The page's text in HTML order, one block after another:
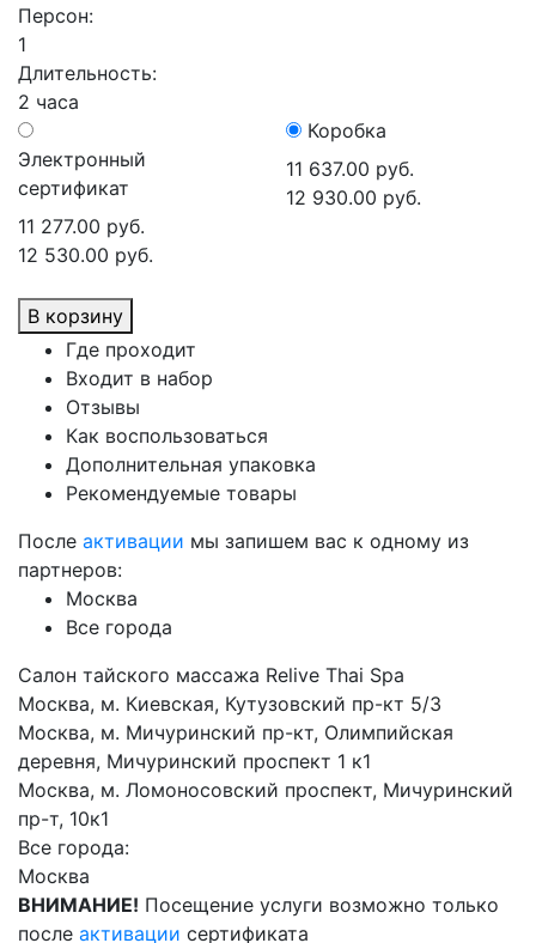
Персон:
1
Длительность:
2 часа
Электронный
сертификат
11 277.00 руб.
12 530.00 руб.
Коробка
11 637.00 руб.
12 930.00 руб.
В корзину
Где проходит
Входит в набор
Отзывы
Как воспользоваться
Дополнительная упаковка
Рекомендуемые товары
После активации мы запишем вас к одному из
партнеров:
Москва
Все города
Салон тайского массажа Relive Thai Spa
Москва, м. Киевская, Кутузовский пр-кт 5/3
Москва, м. Мичуринский пр-кт, Олимпийская
деревня, Мичуринский проспект 1 к1
Москва, м. Ломоносовский проспект, Мичуринский
пр-т, 10к1
Все города:
Москва
ВНИМАНИЕ! Посещение услуги возможно только
после активации сертификата